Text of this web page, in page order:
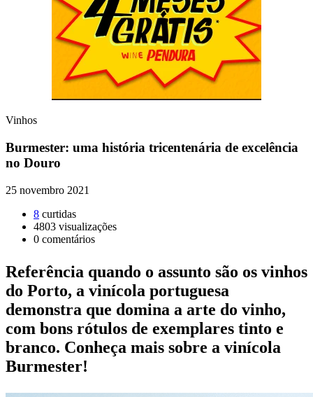
Vinhos
Burmester: uma história tricentenária de excelência
no Douro
25 novembro 2021
8 curtidas
4803 visualizações
0 comentários
Referência quando o assunto são os vinhos
do Porto, a vinícola portuguesa
demonstra que domina a arte do vinho,
com bons rótulos de exemplares tinto e
branco. Conheça mais sobre a vinícola
Burmester!